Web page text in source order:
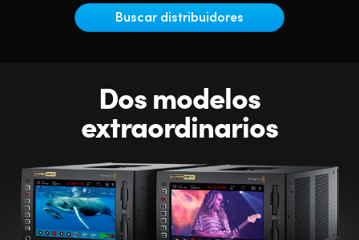
Netherlands
Singapore
South Africa
Buscar distribuidores
Dos modelos
extraordinarios